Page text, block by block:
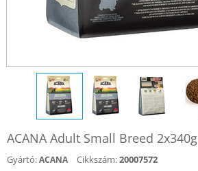
ACANA Adult Small Breed 2x340g
Gyártó:ACANA Cikkszám:20007572